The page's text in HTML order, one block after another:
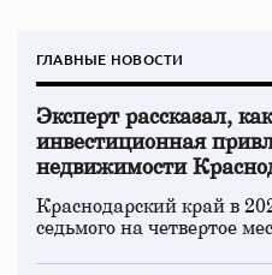
ГЛАВНЫЕ НОВОСТИ
Эксперт рассказал,
инвестиционная
недвижимости
Краснодарский край в
седьмого на четвертое